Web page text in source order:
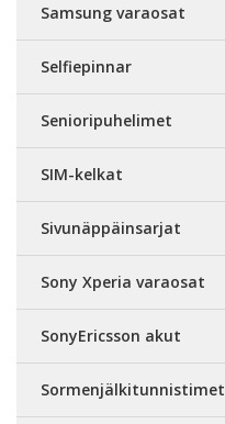
Samsung varaosat
Selfiepinnar
Senioripuhelimet
SIM-kelkat
Sivunäppäinsarjat
Sony Xperia varaosat
SonyEricsson akut
Sormenjälkitunnistimet